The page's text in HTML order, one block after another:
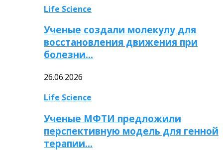
Life Science
Ученые создали молекулу для
восстановления движения при
болезни…
26.06.2026
Life Science
Ученые МФТИ предложили
перспективную модель для генной
терапии…